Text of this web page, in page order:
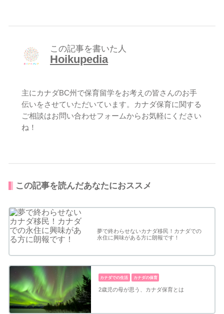
この記事を書いた人
Hoikupedia
主にカナダBC州で保育留学をお考えの皆さんのお手
伝いをさせていただいています。カナダ保育に関する
ご相談はお問い合わせフォームからお気軽にください
ね！
この記事を読んだあなたにおススメ
夢で終わらせないカナダ移民！カナダでの
永住に興味がある方に朗報です！
カナダでの生活 カナダの保育
2歳児の母が思う、カナダ保育とは